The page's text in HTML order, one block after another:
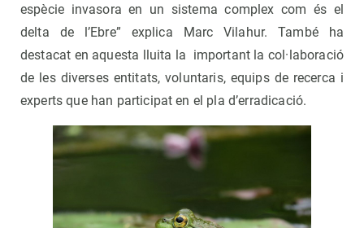
espècie invasora en un sistema complex com és el
delta de l’Ebre” explica Marc Vilahur. També ha
destacat en aquesta lluita la important la col·laboració
de les diverses entitats, voluntaris, equips de recerca i
experts que han participat en el pla d’erradicació.